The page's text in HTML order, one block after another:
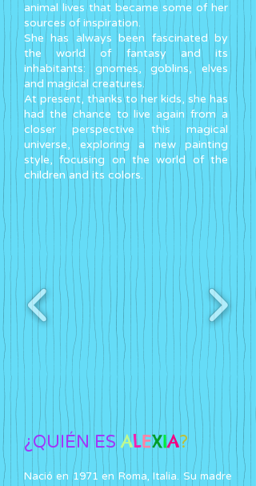
animal lives that became some of her
sources of inspiration.
She has always been fascinated by
the world of fantasy and its
inhabitants: gnomes, goblins, elves
and magical creatures.
At present, thanks to her kids, she has
had the chance to live again from a
closer perspective this magical
universe, exploring a new painting
style, focusing on the world of the
children and its colors.
¿QUIÉN ES ALEXIA?
Nació en 1971 en Roma, Italia. Su madre